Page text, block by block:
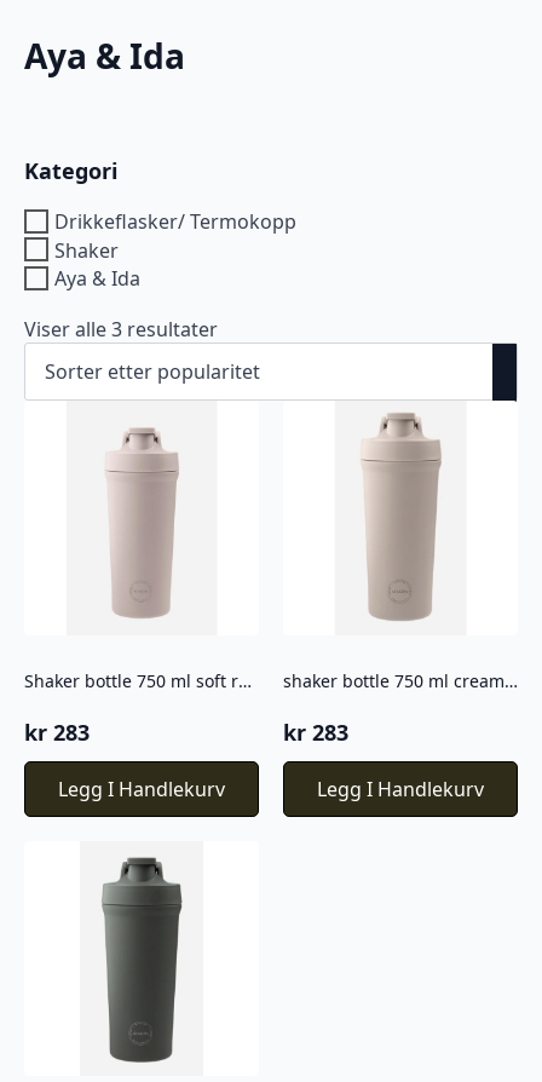
Aya & Ida
Kategori
Drikkeflasker/ Termokopp
Shaker
Aya & Ida
Viser alle 3 resultaterSortert
propularitet
Shaker bottle 750 ml soft rose
kr 283
Legg I Handlekurv
shaker bottle 750 ml cream beige
kr 283
Legg I Handlekurv